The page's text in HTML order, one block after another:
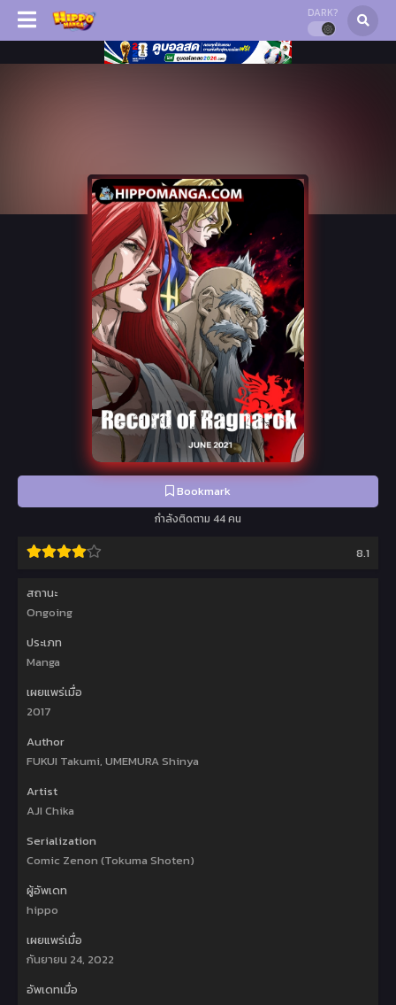
DARK?
Bookmark
กำลังติดตาม 44 คน
8.1
สถานะ
Ongoing
ประเภท
Manga
เผยแพร่เมื่อ
2017
Author
FUKUI Takumi, UMEMURA Shinya
Artist
AJI Chika
Serialization
Comic Zenon (Tokuma Shoten)
ผู้อัพเดท
hippo
เผยแพร่เมื่อ
กันยายน 24, 2022
อัพเดทเมื่อ